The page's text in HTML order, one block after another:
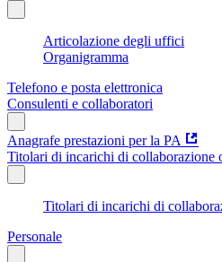
Articolazione degli uffici
Organigramma
Telefono e posta elettronica
Consulenti e collaboratori
Anagrafe prestazioni per la PA
Titolari di incarichi di collaborazione
Titolari di incarichi di
Personale